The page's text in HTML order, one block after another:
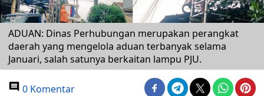
ADUAN: Dinas Perhubungan merupakan perangkat
daerah yang mengelola aduan terbanyak selama
Januari, salah satunya berkaitan lampu PJU.
0 Komentar